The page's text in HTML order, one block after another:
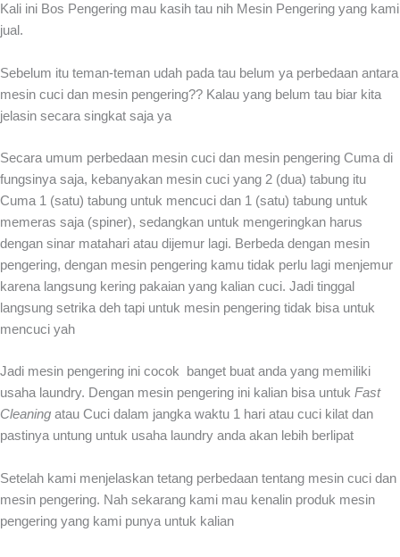
Kali ini Bos Pengering mau kasih tau nih Mesin Pengering yang kami
jual.
Sebelum itu teman-teman udah pada tau belum ya perbedaan antara
mesin cuci dan mesin pengering?? Kalau yang belum tau biar kita
jelasin secara singkat saja ya
Secara umum perbedaan mesin cuci dan mesin pengering Cuma di
fungsinya saja, kebanyakan mesin cuci yang 2 (dua) tabung itu
Cuma 1 (satu) tabung untuk mencuci dan 1 (satu) tabung untuk
memeras saja (spiner), sedangkan untuk mengeringkan harus
dengan sinar matahari atau dijemur lagi. Berbeda dengan mesin
pengering, dengan mesin pengering kamu tidak perlu lagi menjemur
karena langsung kering pakaian yang kalian cuci. Jadi tinggal
langsung setrika deh tapi untuk mesin pengering tidak bisa untuk
mencuci yah
Jadi mesin pengering ini cocok banget buat anda yang memiliki
usaha laundry. Dengan mesin pengering ini kalian bisa untuk Fast
Cleaning atau Cuci dalam jangka waktu 1 hari atau cuci kilat dan
pastinya untung untuk usaha laundry anda akan lebih berlipat
Setelah kami menjelaskan tetang perbedaan tentang mesin cuci dan
mesin pengering. Nah sekarang kami mau kenalin produk mesin
pengering yang kami punya untuk kalian